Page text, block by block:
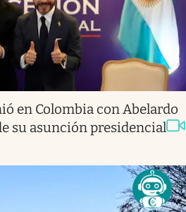
en Colombia con Abelardo
su asunción presidencial